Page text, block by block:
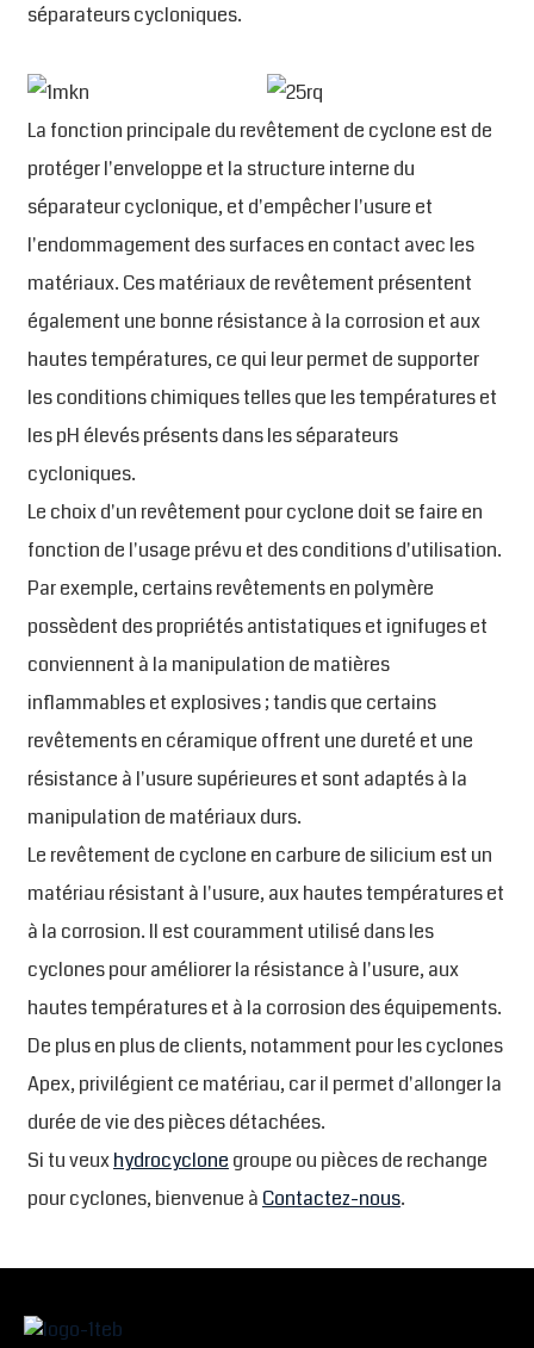
séparateurs cycloniques.
La fonction principale du revêtement de cyclone est de
protéger l'enveloppe et la structure interne du
séparateur cyclonique, et d'empêcher l'usure et
l'endommagement des surfaces en contact avec les
matériaux. Ces matériaux de revêtement présentent
également une bonne résistance à la corrosion et aux
hautes températures, ce qui leur permet de supporter
les conditions chimiques telles que les températures et
les pH élevés présents dans les séparateurs
cycloniques.
Le choix d'un revêtement pour cyclone doit se faire en
fonction de l'usage prévu et des conditions d'utilisation.
Par exemple, certains revêtements en polymère
possèdent des propriétés antistatiques et ignifuges et
conviennent à la manipulation de matières
inflammables et explosives ; tandis que certains
revêtements en céramique offrent une dureté et une
résistance à l'usure supérieures et sont adaptés à la
manipulation de matériaux durs.
Le revêtement de cyclone en carbure de silicium est un
matériau résistant à l'usure, aux hautes températures et
à la corrosion. Il est couramment utilisé dans les
cyclones pour améliorer la résistance à l'usure, aux
hautes températures et à la corrosion des équipements.
De plus en plus de clients, notamment pour les cyclones
Apex, privilégient ce matériau, car il permet d'allonger la
durée de vie des pièces détachées.
Si tu veuxhydrocyclone groupe ou pièces de rechange
pour cyclones, bienvenue à Contactez-nous.